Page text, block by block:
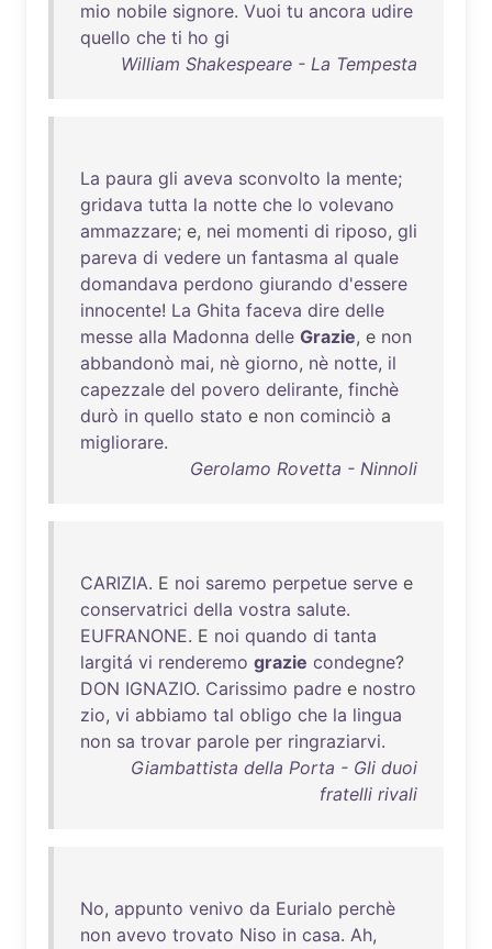
mio nobile signore. Vuoi tu ancora udire
quello che ti ho gi
William Shakespeare - La Tempesta
La paura gli aveva sconvolto la mente;
gridava tutta la notte che lo volevano
ammazzare; e, nei momenti di riposo, gli
pareva di vedere un fantasma al quale
domandava perdono giurando d'essere
innocente! La Ghita faceva dire delle
messe alla Madonna delle Grazie, e non
abbandonò mai, nè giorno, nè notte, il
capezzale del povero delirante, finchè
durò in quello stato e non cominciò a
migliorare.
Gerolamo Rovetta - Ninnoli
CARIZIA. E noi saremo perpetue serve e
conservatrici della vostra salute.
EUFRANONE. E noi quando di tanta
largitá vi renderemo grazie condegne?
DON IGNAZIO. Carissimo padre e nostro
zio, vi abbiamo tal obligo che la lingua
non sa trovar parole per ringraziarvi.
Giambattista della Porta - Gli duoi
fratelli rivali
No, appunto venivo da Eurialo perchè
non avevo trovato Niso in casa. Ah,